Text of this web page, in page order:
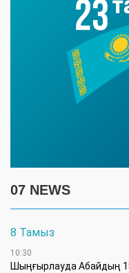
07 NEWS
8 Тамыз
10:30
Шыңғырлауда Абайдың